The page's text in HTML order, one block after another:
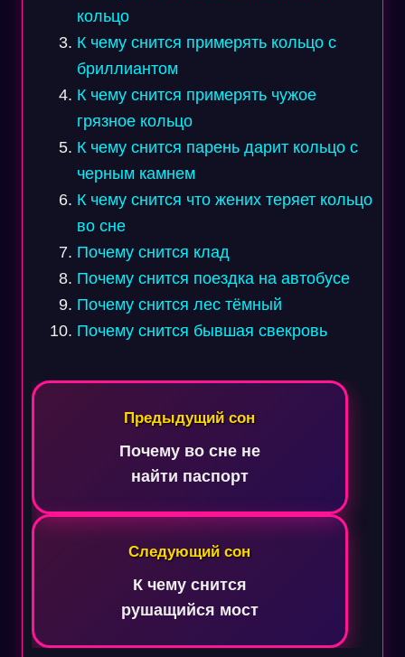
кольцо
К чему снится примерять кольцо с
бриллиантом
К чему снится примерять чужое
грязное кольцо
К чему снится парень дарит кольцо с
черным камнем
К чему снится что жених теряет кольцо
во сне
Почему снится клад
Почему снится поездка на автобусе
Почему снится лес тёмный
Почему снится бывшая свекровь
Навигация
записям
Предыдущий сон
Почему во сне не
найти паспорт
Следующий сон
К чему снится
рушащийся мост